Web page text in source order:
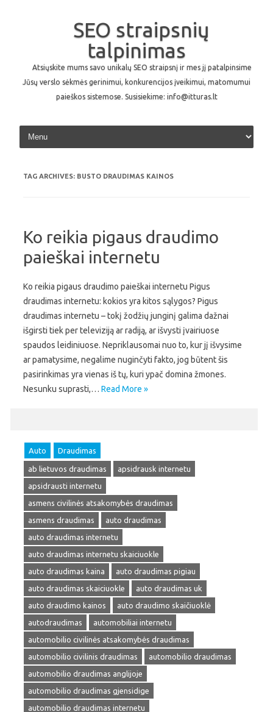
SEO straipsnių
talpinimas
Atsiųskite mums savo unikalų SEO straipsnį ir mes jį patalpinsime
Jūsų verslo sėkmės gerinimui, konkurencijos įveikimui, matomumui
paieškos sistemose. Susisiekime: info@itturas.lt
Skip to content
TAG ARCHIVES: BUSTO DRAUDIMAS KAINOS
Ko reikia pigaus draudimo
paieškai internetu
Ko reikia pigaus draudimo paieškai internetu Pigus
draudimas internetu: kokios yra kitos sąlygos? Pigus
draudimas internetu – tokį žodžių junginį galima dažnai
išgirsti tiek per televiziją ar radiją, ar išvysti įvairiuose
spaudos leidiniuose. Nepriklausomai nuo to, kur jį išvysime
ar pamatysime, negalime nuginčyti fakto, jog būtent šis
pasirinkimas yra vienas iš tų, kuri ypač domina žmones.
Nesunku suprasti,… Read More »
Auto Draudimas
ab lietuvos draudimas
apsidrausk internetu
apsidrausti internetu
asmens civilinės atsakomybės draudimas
asmens draudimas
auto draudimas
auto draudimas internetu
auto draudimas internetu skaiciuokle
auto draudimas kaina
auto draudimas pigiau
auto draudimas skaiciuokle
auto draudimas uk
auto draudimo kainos
auto draudimo skaičiuoklė
autodraudimas
automobiliai internetu
automobilio civilinės atsakomybės draudimas
automobilio civilinis draudimas
automobilio draudimas
automobilio draudimas anglijoje
automobilio draudimas gjensidige
automobilio draudimas internetu